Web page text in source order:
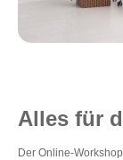
Alles für
Der Online-